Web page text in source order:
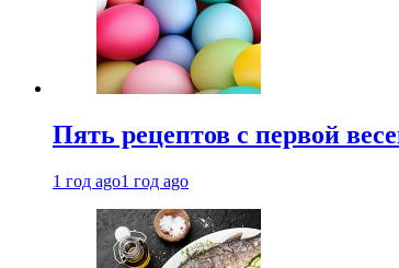
Пять рецептов с первой
1 год ago1 год ago